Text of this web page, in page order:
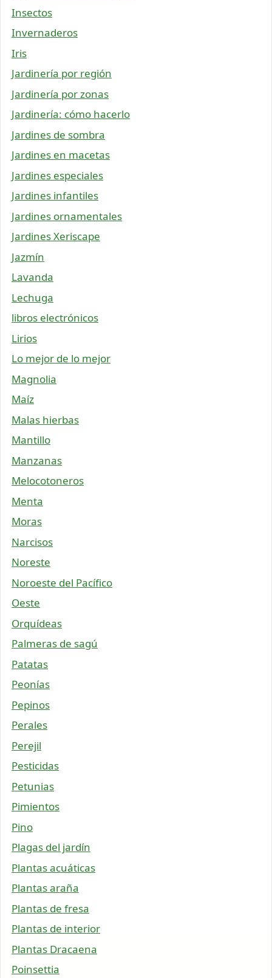
Insectos
Invernaderos
Iris
Jardinería por región
Jardinería por zonas
Jardinería: cómo hacerlo
Jardines de sombra
Jardines en macetas
Jardines especiales
Jardines infantiles
Jardines ornamentales
Jardines Xeriscape
Jazmín
Lavanda
Lechuga
libros electrónicos
Lirios
Lo mejor de lo mejor
Magnolia
Maíz
Malas hierbas
Mantillo
Manzanas
Melocotoneros
Menta
Moras
Narcisos
Noreste
Noroeste del Pacífico
Oeste
Orquídeas
Palmeras de sagú
Patatas
Peonías
Pepinos
Perales
Perejil
Pesticidas
Petunias
Pimientos
Pino
Plagas del jardín
Plantas acuáticas
Plantas araña
Plantas de fresa
Plantas de interior
Plantas Dracaena
Poinsettia